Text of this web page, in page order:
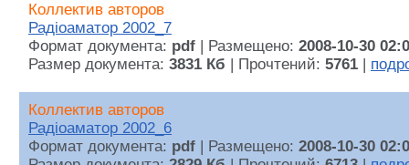
Коллектив авторов
Радiоаматор 2002_7
Формат документа: pdf | Размещено: 2008-10-30
Размер документа: 3831 Кб | Прочтений: 5761
Коллектив авторов
Радiоаматор 2002_6
Формат документа: pdf | Размещено: 2008-10-30